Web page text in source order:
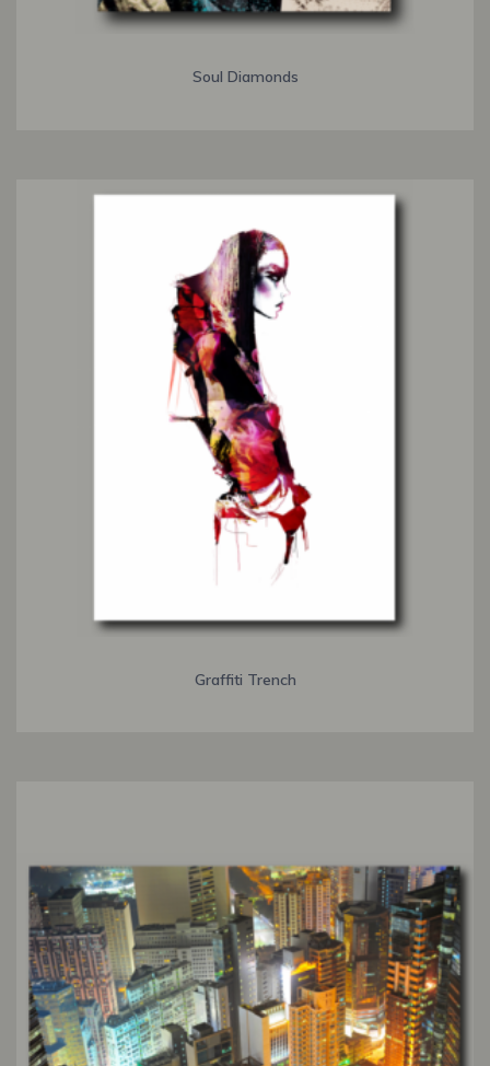
Soul Diamonds
Graffiti Trench